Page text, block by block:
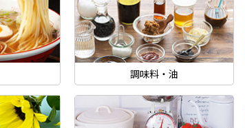
調味料・油